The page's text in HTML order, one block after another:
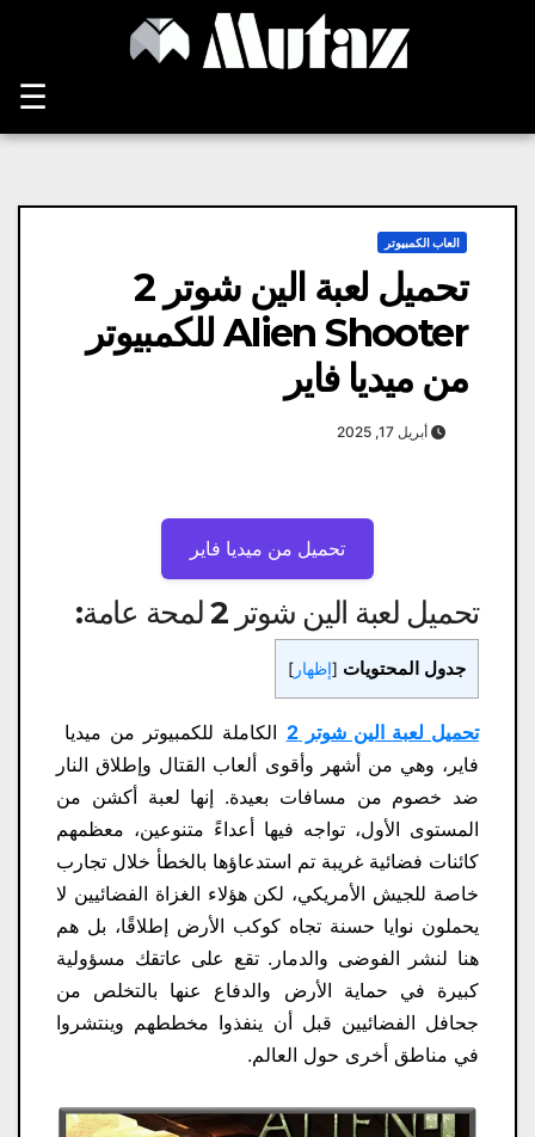
☰
العاب الكمبيوتر
تحميل لعبة الين شوتر 2
Alien Shooter للكمبيوتر
من ميديا فاير
أبريل 17, 2025
تحميل من ميديا ​​فاير
تحميل لعبة الين شوتر 2 لمحة عامة:
جدول المحتويات [إظهار ]
تحميل لعبة الين شوتر 2
الكاملة للكمبيوتر من ميديا ​​
فاير، وهي من أشهر وأقوى ألعاب القتال وإطلاق النار
ضد خصوم من مسافات بعيدة. إنها لعبة أكشن من
المستوى الأول، تواجه فيها أعداءً متنوعين، معظمهم
كائنات فضائية غريبة تم استدعاؤها بالخطأ خلال تجارب
خاصة للجيش الأمريكي، لكن هؤلاء الغزاة الفضائيين لا
يحملون نوايا حسنة تجاه كوكب الأرض إطلاقًا، بل هم
هنا لنشر الفوضى والدمار. تقع على عاتقك مسؤولية
كبيرة في حماية الأرض والدفاع عنها بالتخلص من
جحافل الفضائيين قبل أن ينفذوا مخططهم وينتشروا
في مناطق أخرى حول العالم.